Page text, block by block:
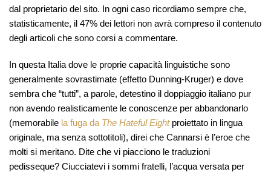
dal proprietario del sito. In ogni caso ricordiamo sempre che,
statisticamente, il 47% dei lettori non avrà compreso il contenuto
degli articoli che sono corsi a commentare.
In questa Italia dove le proprie capacità linguistiche sono
generalmente sovrastimate (effetto Dunning-Kruger) e dove
sembra che “tutti”, a parole, detestino il doppiaggio italiano pur
non avendo realisticamente le conoscenze per abbandonarlo
(memorabile la fuga da The Hateful Eightproiettato in lingua
originale, ma senza sottotitoli), direi che Cannarsi è l’eroe che
molti si meritano. Dite che vi piacciono le traduzioni
pedisseque? Ciucciatevi i sommi fratelli, l’acqua versata per